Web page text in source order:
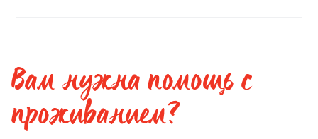
Вам нужна помощь с
проживанием?